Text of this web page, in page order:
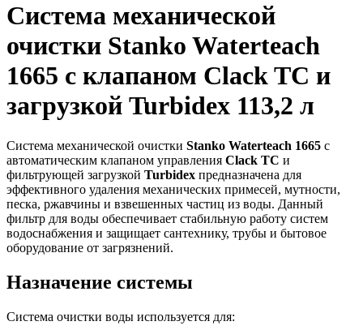
Система механической
очистки Stanko Waterteach
1665 с клапаном Clack TC и
загрузкой Turbidex 113,2 л
Система механической очистки Stanko Waterteach 1665 с
автоматическим клапаном управления Clack TC и
фильтрующей загрузкой Turbidex предназначена для
эффективного удаления механических примесей, мутности,
песка, ржавчины и взвешенных частиц из воды. Данный
фильтр для воды обеспечивает стабильную работу систем
водоснабжения и защищает сантехнику, трубы и бытовое
оборудование от загрязнений.
Назначение системы
Система очистки воды используется для: